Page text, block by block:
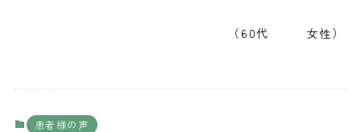
（60代 女性）
患者様の声